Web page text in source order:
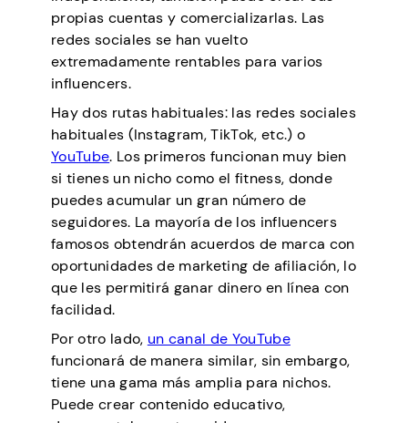
propias cuentas y comercializarlas. Las
redes sociales se han vuelto
extremadamente rentables para varios
influencers.
Hay dos rutas habituales: las redes sociales
habituales (Instagram, TikTok, etc.) o
YouTube. Los primeros funcionan muy bien
si tienes un nicho como el fitness, donde
puedes acumular un gran número de
seguidores. La mayoría de los influencers
famosos obtendrán acuerdos de marca con
oportunidades de marketing de afiliación, lo
que les permitirá ganar dinero en línea con
facilidad.
Por otro lado, un canal de YouTube
funcionará de manera similar, sin embargo,
tiene una gama más amplia para nichos.
Puede crear contenido educativo,